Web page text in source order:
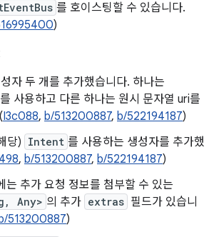
를 호이스팅할 수 있습니다.
)
자 두 개를 추가했습니다. 하나는
사용하고 다른 하나는 원시 문자열 uri를
I3c088, b/513200887, b/522194187)
당) Intent 를 사용하는 생성자를 추가했
, b/513200887, b/522194187)
는 추가 요청 정보를 첨부할 수 있는
Any> 의 추가 extras 필드가 있습니
513200887)